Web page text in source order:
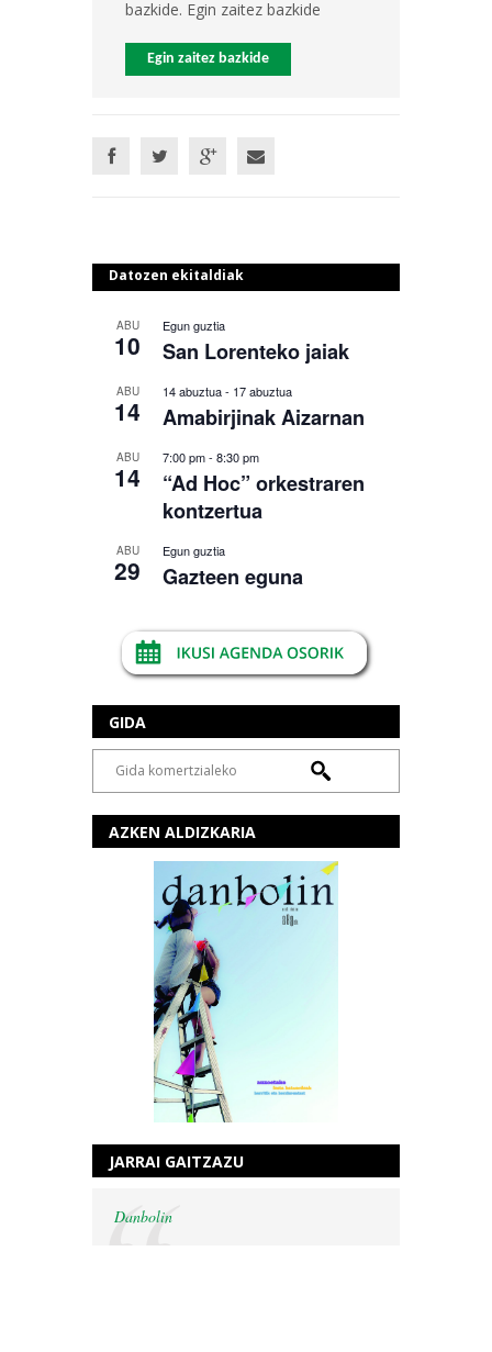
bazkide. Egin zaitez bazkide
Egin zaitez bazkide
Datozen ekitaldiak
ABU
10
Egun guztia
San Lorenteko jaiak
ABU
14
14 abuztua- 17 abuztua
Amabirjinak Aizarnan
ABU
14
7:00 pm- 8:30 pm
“Ad Hoc” orkestraren
kontzertua
ABU
29
Egun guztia
Gazteen eguna
GIDA
AZKEN ALDIZKARIA
JARRAI GAITZAZU
Danbolin